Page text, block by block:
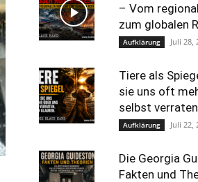
– Vom
zum globalen
Aufklärung Juli 28,
Tiere als
sie uns oft
selbst
Aufklärung Juli 22,
Die Georgia
Fakten und